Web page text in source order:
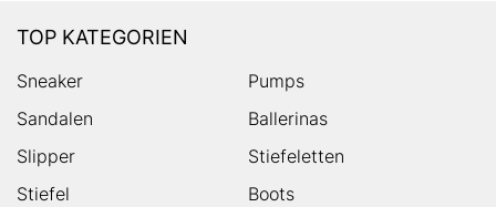
TOP KATEGORIEN
Sneaker
Pumps
Sandalen
Ballerinas
Slipper
Stiefeletten
Stiefel
Boots